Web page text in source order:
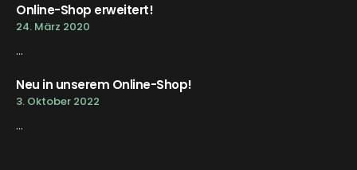
Online-Shop erweitert!
24. März 2020
...
Neu in unserem Online-Shop!
3. Oktober 2022
...